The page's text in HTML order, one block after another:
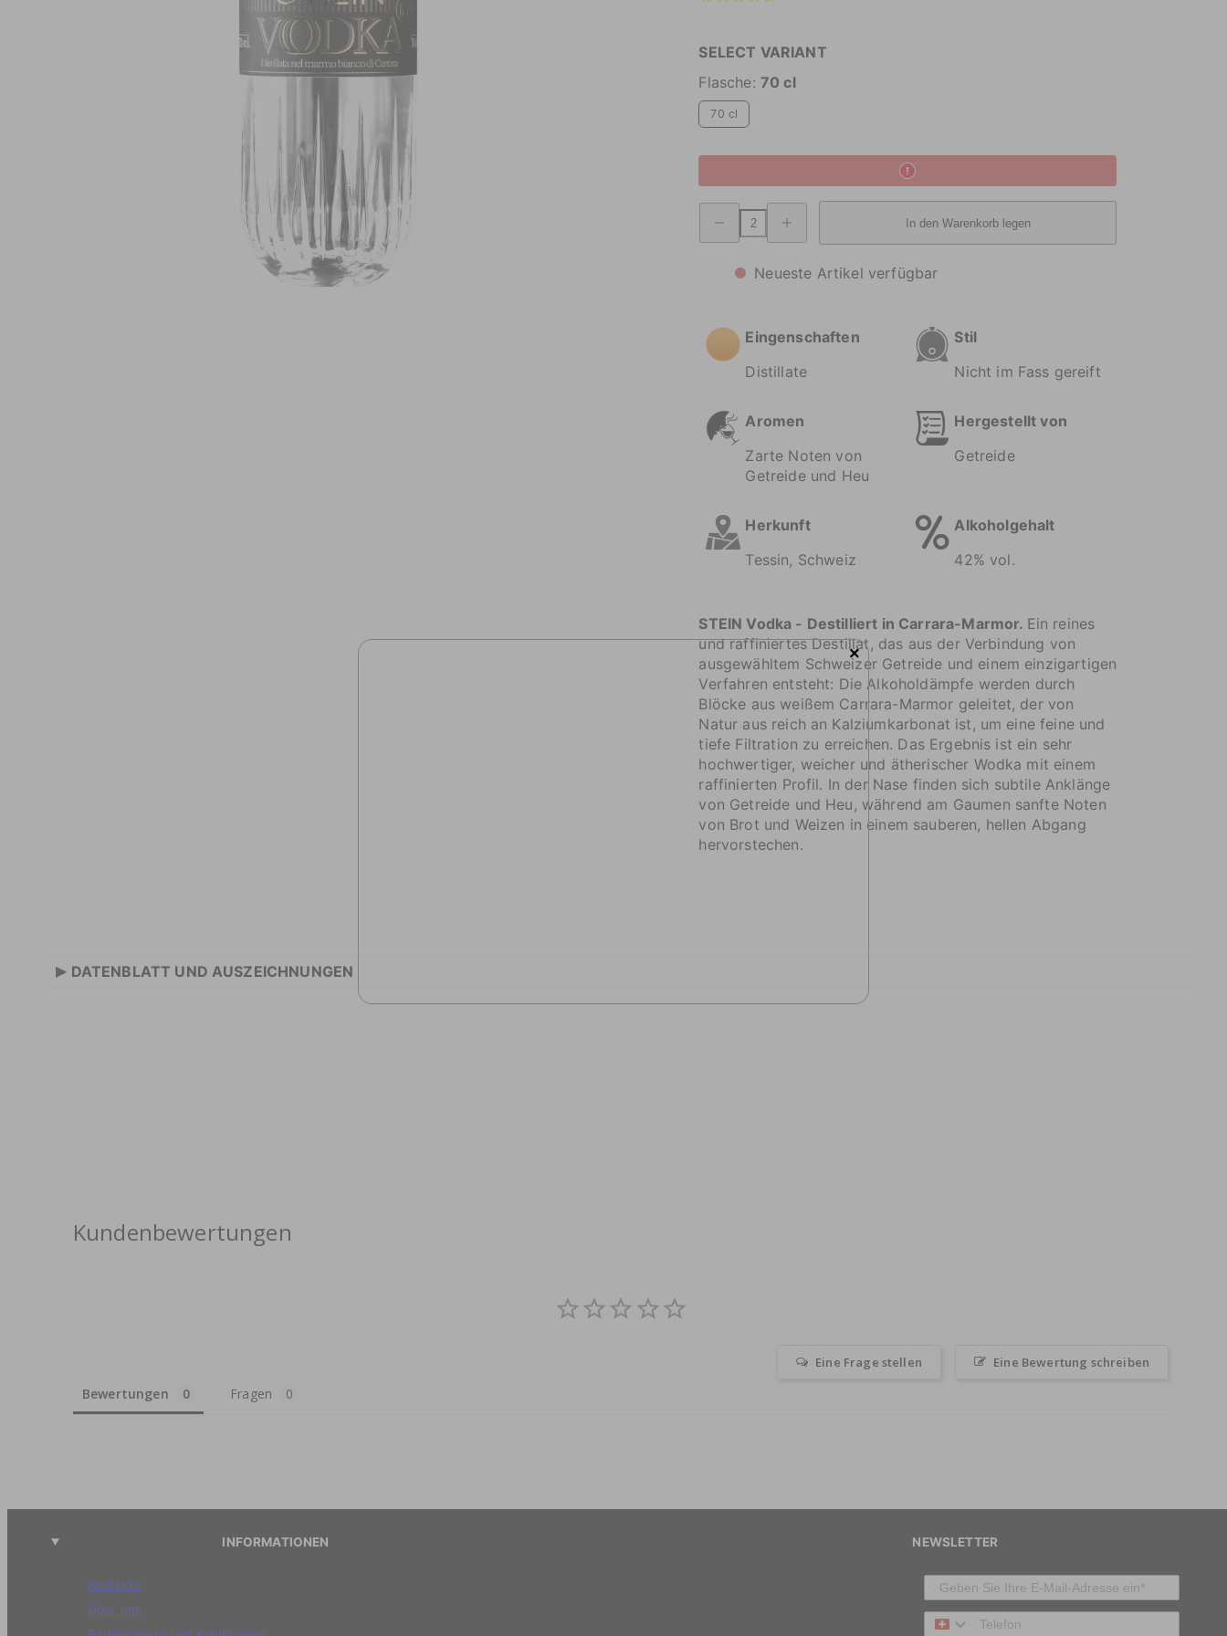
SELECT VARIANT
Flasche: 70 cl
70 cl
Menge
Stein
Wodka
Stein
Wodka
In den Warenkorb legen
Neueste Artikel verfügbar
Eingenschaften
Distillate
Stil
Nicht im Fass gereift
Aromen
Zarte Noten von
Getreide und Heu
Hergestellt von
Getreide
Herkunft
Tessin, Schweiz
Alkoholgehalt
42% vol.
STEIN Vodka - Destilliert in Carrara-Marmor. Ein reines
und raffiniertes Destillat, das aus der Verbindung von
ausgewähltem Schweizer Getreide und einem einzigartigen
Verfahren entsteht: Die Alkoholdämpfe werden durch
Blöcke aus weißem Carrara-Marmor geleitet, der von
Natur aus reich an Kalziumkarbonat ist, um eine feine und
tiefe Filtration zu erreichen. Das Ergebnis ist ein sehr
hochwertiger, weicher und ätherischer Wodka mit einem
raffinierten Profil. In der Nase finden sich subtile Anklänge
von Getreide und Heu, während am Gaumen sanfte Noten
von Brot und Weizen in einem sauberen, hellen Abgang
hervorstechen.
▸ DATENBLATT UND AUSZEICHNUNGEN
Kundenbewertungen
Eine Bewertung schreiben
Eine Frage stellen
Bewertungen Fragen
INFORMATIONEN
Kontakte
Über uns
NEWSLETTER
Telefon
×